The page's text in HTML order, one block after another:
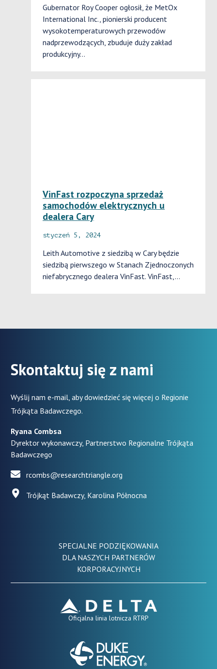
Gubernator Roy Cooper ogłosił, że MetOx
International Inc., pionierski producent
wysokotemperaturowych przewodów
nadprzewodzących, zbuduje duży zakład
produkcyjny…
VinFast rozpoczyna sprzedaż
samochodów elektrycznych u
dealera Cary
styczeń 5, 2024
Leith Automotive z siedzibą w Cary będzie
siedzibą pierwszego w Stanach Zjednoczonych
niefabrycznego dealera VinFast. VinFast,…
Skontaktuj się z nami
Wyślij nam e-mail, aby dowiedzieć się więcej o Regionie
Trójkąta Badawczego.
Ryana Combsa
Dyrektor wykonawczy, Partnerstwo Regionalne Trójkąta
Badawczego
rcombs@researchtriangle.org
Trójkąt Badawczy, Karolina Północna
SPECJALNE PODZIĘKOWANIA
DLA NASZYCH PARTNERÓW
KORPORACYJNYCH
Oficjalna linia lotnicza RTRP